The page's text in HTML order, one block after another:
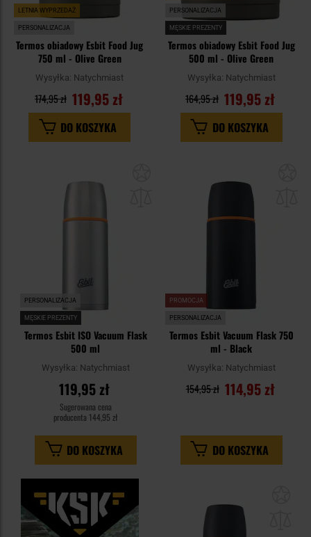
LETNIA WYPRZEDAŻ
PERSONALIZACJA
Termos obiadowy Esbit Food Jug
750 ml - Olive Green
Wysyłka: Natychmiast
119,95 zł
174,95 zł
DO KOSZYKA
PERSONALIZACJA
MĘSKIE PREZENTY
Termos obiadowy Esbit Food Jug
500 ml - Olive Green
Wysyłka: Natychmiast
119,95 zł
164,95 zł
DO KOSZYKA
PERSONALIZACJA
MĘSKIE PREZENTY
Termos Esbit ISO Vacuum Flask
500 ml
Wysyłka: Natychmiast
119,95 zł
Sugerowana cena
producenta 144,95 zł
DO KOSZYKA
PROMOCJA
PERSONALIZACJA
Termos Esbit Vacuum Flask 750
ml - Black
Wysyłka: Natychmiast
114,95 zł
154,95 zł
DO KOSZYKA